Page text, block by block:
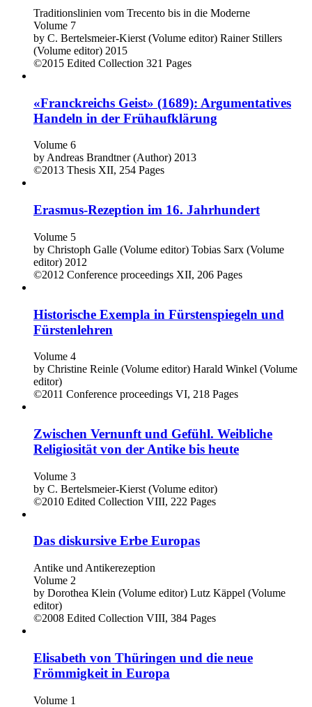
Traditionslinien vom Trecento bis in die Moderne
Volume 7
by C. Bertelsmeier-Kierst (Volume editor) Rainer Stillers
(Volume editor) 2015
©2015 Edited Collection 321 Pages
«Franckreichs Geist» (1689): Argumentatives
Handeln in der Frühaufklärung
Volume 6
by Andreas Brandtner (Author) 2013
©2013 Thesis XII, 254 Pages
Erasmus-Rezeption im 16. Jahrhundert
Volume 5
by Christoph Galle (Volume editor) Tobias Sarx (Volume
editor) 2012
©2012 Conference proceedings XII, 206 Pages
Historische Exempla in Fürstenspiegeln und
Fürstenlehren
Volume 4
by Christine Reinle (Volume editor) Harald Winkel (Volume
editor)
©2011 Conference proceedings VI, 218 Pages
Zwischen Vernunft und Gefühl. Weibliche
Religiosität von der Antike bis heute
Volume 3
by C. Bertelsmeier-Kierst (Volume editor)
©2010 Edited Collection VIII, 222 Pages
Das diskursive Erbe Europas
Antike und Antikerezeption
Volume 2
by Dorothea Klein (Volume editor) Lutz Käppel (Volume
editor)
©2008 Edited Collection VIII, 384 Pages
Elisabeth von Thüringen und die neue
Frömmigkeit in Europa
Volume 1